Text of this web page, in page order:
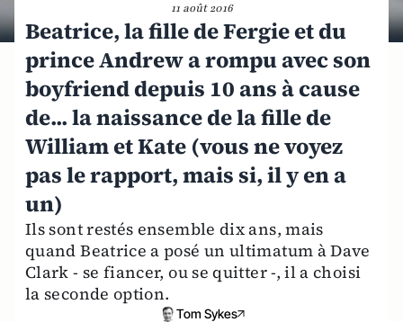
11 août 2016
Beatrice, la fille de Fergie et du
prince Andrew a rompu avec son
boyfriend depuis 10 ans à cause
de... la naissance de la fille de
William et Kate (vous ne voyez
pas le rapport, mais si, il y en a
un)
Ils sont restés ensemble dix ans, mais
quand Beatrice a posé un ultimatum à Dave
Clark - se fiancer, ou se quitter -, il a choisi
la seconde option.
Tom Sykes